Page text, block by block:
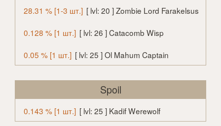
28.31 % [1-3 шт.] [ lvl: 20 ] Zombie Lord Farakelsus
0.128 % [1 шт.] [ lvl: 26 ] Catacomb Wisp
0.05 % [1 шт.] [ lvl: 25 ] Ol Mahum Captain
Spoil
0.143 % [1 шт.] [ lvl: 25 ] Kadif Werewolf